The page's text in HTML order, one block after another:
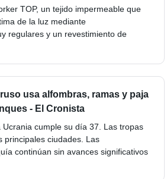
TOP, un tejido impermeable que
de la luz mediante
regulares y un revestimiento de
usa alfombras, ramas y paja
- El Cronista
Ucrania cumple su día 37. Las tropas
principales ciudades. Las
continúan sin avances significativos